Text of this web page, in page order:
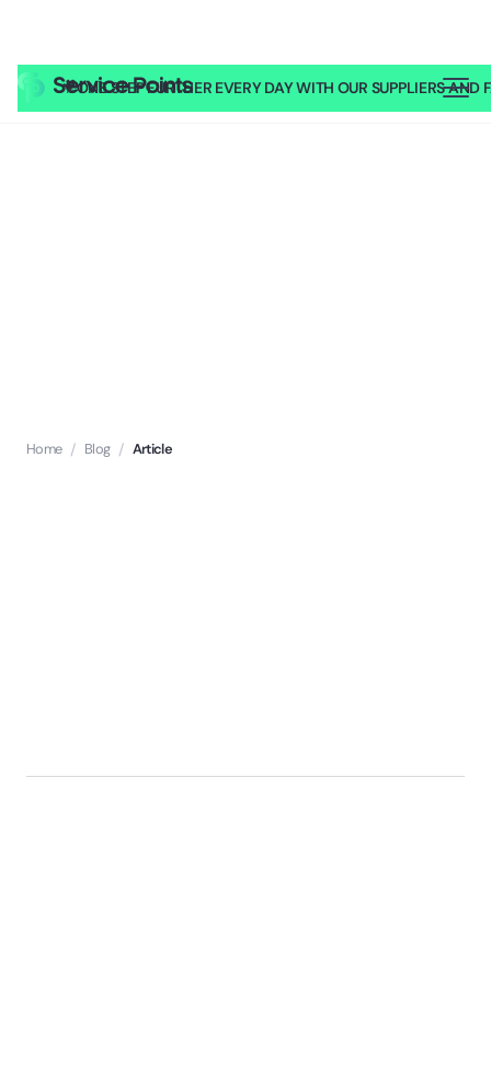
🎥ONE STEP FURTHER EVERY DAY WITH OUR SUPPLIERS
Home / Blog / Article